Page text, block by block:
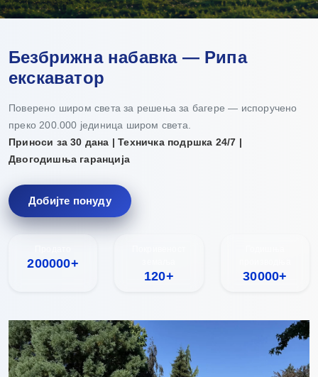
Безбрижна набавка — Рипа
екскаватор
Поверено широм света за решења за багере — испоручено
преко 200.000 јединица широм света.
Приноси за 30 дана | Техничка подршка 24/7 |
Двогодишња гаранција
Добијте понуду
200000+
120+ 30000+